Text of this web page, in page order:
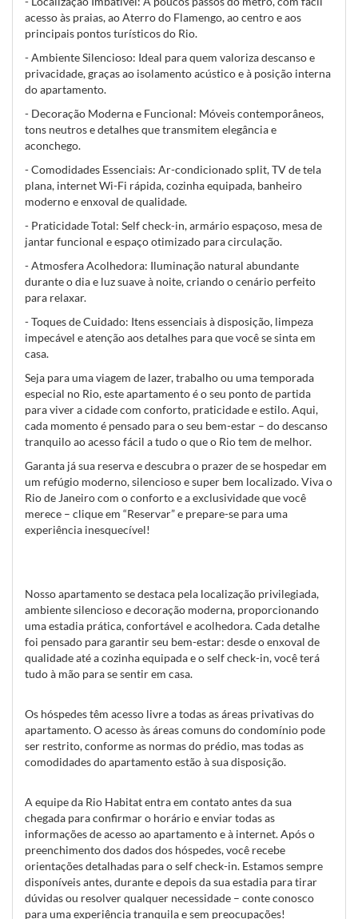
acesso às praias, ao Aterro do Flamengo, ao centro e aos
principais pontos turísticos do Rio.
- Ambiente Silencioso: Ideal para quem valoriza descanso e
privacidade, graças ao isolamento acústico e à posição interna
do apartamento.
- Decoração Moderna e Funcional: Móveis contemporâneos,
tons neutros e detalhes que transmitem elegância e
aconchego.
- Comodidades Essenciais: Ar-condicionado split, TV de tela
plana, internet Wi-Fi rápida, cozinha equipada, banheiro
moderno e enxoval de qualidade.
- Praticidade Total: Self check-in, armário espaçoso, mesa de
jantar funcional e espaço otimizado para circulação.
- Atmosfera Acolhedora: Iluminação natural abundante
durante o dia e luz suave à noite, criando o cenário perfeito
para relaxar.
- Toques de Cuidado: Itens essenciais à disposição, limpeza
impecável e atenção aos detalhes para que você se sinta em
casa.
Seja para uma viagem de lazer, trabalho ou uma temporada
especial no Rio, este apartamento é o seu ponto de partida
para viver a cidade com conforto, praticidade e estilo. Aqui,
cada momento é pensado para o seu bem-estar – do descanso
tranquilo ao acesso fácil a tudo o que o Rio tem de melhor.
Garanta já sua reserva e descubra o prazer de se hospedar em
um refúgio moderno, silencioso e super bem localizado. Viva o
Rio de Janeiro com o conforto e a exclusividade que você
merece – clique em “Reservar” e prepare-se para uma
experiência inesquecível!
Nosso apartamento se destaca pela localização privilegiada,
ambiente silencioso e decoração moderna, proporcionando
uma estadia prática, confortável e acolhedora. Cada detalhe
foi pensado para garantir seu bem-estar: desde o enxoval de
qualidade até a cozinha equipada e o self check-in, você terá
tudo à mão para se sentir em casa.
Os hóspedes têm acesso livre a todas as áreas privativas do
apartamento. O acesso às áreas comuns do condomínio pode
ser restrito, conforme as normas do prédio, mas todas as
comodidades do apartamento estão à sua disposição.
A equipe da Rio Habitat entra em contato antes da sua
chegada para confirmar o horário e enviar todas as
informações de acesso ao apartamento e à internet. Após o
preenchimento dos dados dos hóspedes, você recebe
orientações detalhadas para o self check-in. Estamos sempre
disponíveis antes, durante e depois da sua estadia para tirar
dúvidas ou resolver qualquer necessidade – conte conosco
para uma experiência tranquila e sem preocupações!